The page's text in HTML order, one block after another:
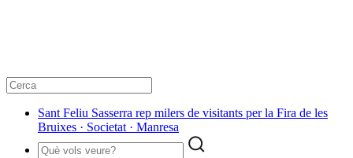
Sant Feliu Sasserra rep milers de visitants per la Fira de les
Bruixes · Societat · Manresa